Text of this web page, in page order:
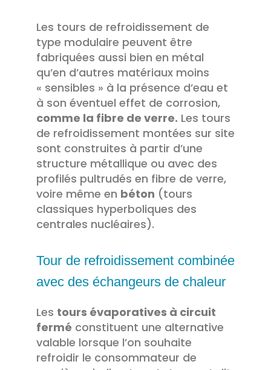
Les tours de refroidissement de
type modulaire peuvent être
fabriquées aussi bien en métal
qu’en d’autres matériaux moins
« sensibles » à la présence d’eau et
à son éventuel effet de corrosion,
comme la fibre de verre. Les tours
de refroidissement montées sur site
sont construites à partir d’une
structure métallique ou avec des
profilés pultrudés en fibre de verre,
voire même en béton (tours
classiques hyperboliques des
centrales nucléaires).
Tour de refroidissement combinée
avec des échangeurs de chaleur
Les tours évaporatives à circuit
fermé constituent une alternative
valable lorsque l’on souhaite
refroidir le consommateur de